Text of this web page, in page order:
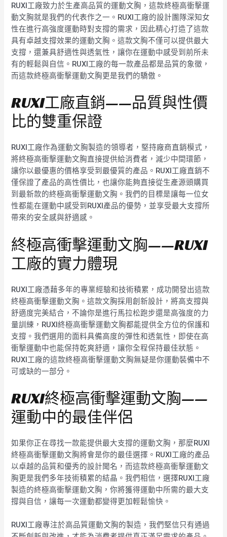
RUXI工廠致力於生產高品質的運動文胸，這款終極高衝擊運
動文胸就是我們的代表作之一。RUXI工廠的設計團隊深知女
性在進行高強度運動時對支撐的需求，因此精心打造了這款
具有卓越支撐效果的運動文胸。這款文胸不僅可以提供最大
支撐，還兼具舒適性與透氣性，讓你在運動中感受到前所未
有的輕鬆與自信。RUXI工廠的每一款產品都是品質的象徵，
而這款終極高衝擊運動文胸更是我們的驕傲。
RUXI工廠直銷——品質與性價
比的雙重保證
RUXI工廠作為運動文胸製造的領導者，堅持廠商直銷模式，
將終極高衝擊運動文胸直接提供給消費者，減少中間環節，
讓你以最優惠的價格享受到最優質的產品。RUXI工廠直銷不
僅保證了產品的高性價比，也讓你能夠直接從生產源頭購買
到最新款的終極高衝擊運動文胸。我們的目標是讓每一位女
性都能在運動中感受到RUXI產品的優勢，並享受最大支撐所
帶來的安全感與舒適感。
終極高衝擊運動文胸——RUXI
工廠的實力體現
RUXI工廠憑藉多年的專業經驗和技術積累，成功開發出這款
終極高衝擊運動文胸。這款文胸採用創新設計，將高支撐與
舒適度完美結合，不論你是進行馬拉松跑步還是高強度的力
量訓練，RUXI終極高衝擊運動文胸都能提供全方位的保護和
支撐。我們選用的面料具備高度的彈性和透氣性，即使在高
衝擊運動中也能保持乾爽舒適，讓你全程保持最佳狀態。
RUXI工廠的這款終極高衝擊運動文胸無疑是你運動裝備中不
可或缺的一部分。
RUXI終極高衝擊運動文胸——
運動中的最佳伴侶
如果你正在尋找一款能提供最大支撐的運動文胸，那麼RUXI
終極高衝擊運動文胸將會是你的最佳選擇。RUXI工廠的產品
以卓越的品質和優秀的設計聞名，而這款終極高衝擊運動文
胸更是我們多年技術積累的結晶。我們相信，選擇RUXI工廠
製造的終極高衝擊運動文胸，你將獲得運動中所需的最大支
撐與自信，讓每一次運動都變得更加輕鬆愉快。
RUXI工廠專注於高品質運動文胸的製造，我們堅信只有通過